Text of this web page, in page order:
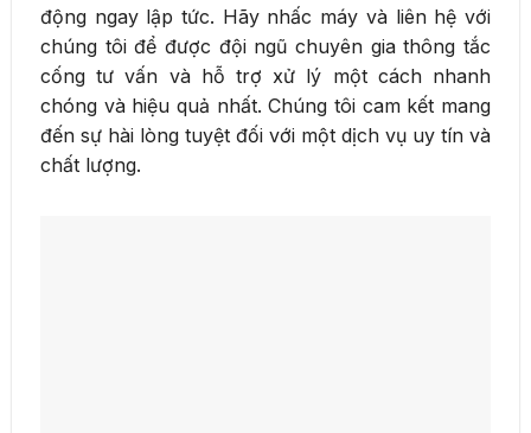
động ngay lập tức. Hãy nhấc máy và liên hệ với
chúng tôi để được đội ngũ chuyên gia thông tắc
cống tư vấn và hỗ trợ xử lý một cách nhanh
chóng và hiệu quả nhất. Chúng tôi cam kết mang
đến sự hài lòng tuyệt đối với một dịch vụ uy tín và
chất lượng.